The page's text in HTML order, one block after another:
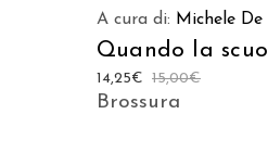
A cura di: Michele De
Quando la
15,00€
14,25€
Brossura